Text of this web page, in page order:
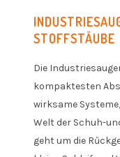
STOFFSTÄUBE
Die
kompaktesten
wirksame
Welt der Schuh-
geht um die